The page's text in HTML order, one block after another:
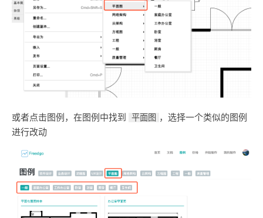
或者点击图例，在图例中找到 平面图 ，选择一个类似的图例
进行改动